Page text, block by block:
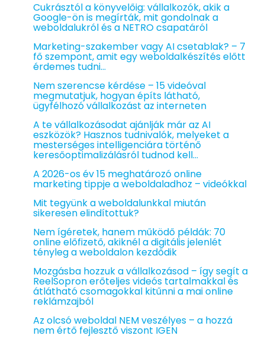
Cukrásztól a könyvelőig: vállalkozók, akik a
Google-ön is megírták, mit gondolnak a
weboldalukról és a NETRO csapatáról
Marketing-szakember vagy AI csetablak? – 7
fő szempont, amit egy weboldalkészítés előtt
érdemes tudni…
Nem szerencse kérdése – 15 videóval
megmutatjuk, hogyan építs látható,
ügyfélhozó vállalkozást az interneten
A te vállalkozásodat ajánlják már az AI
eszközök? Hasznos tudnivalók, melyeket a
mesterséges intelligenciára történő
keresőoptimalizálásról tudnod kell…
A 2026-os év 15 meghatározó online
marketing tippje a weboldaladhoz – videókkal
Mit tegyünk a weboldalunkkal miután
sikeresen elindítottuk?
Nem ígéretek, hanem működő példák: 70
online előfizető, akiknél a digitális jelenlét
tényleg a weboldalon kezdődik
Mozgásba hozzuk a vállalkozásod – így segít a
ReelSopron erőteljes videós tartalmakkal és
átlátható csomagokkal kitűnni a mai online
reklámzajból
Az olcsó weboldal NEM veszélyes – a hozzá
nem értő fejlesztő viszont IGEN